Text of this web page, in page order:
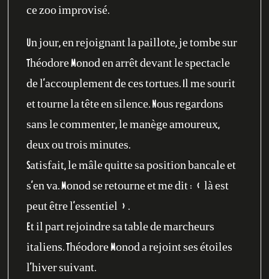
ce zoo improvisé.
Un jour, en rejoignant la paillote, je tombe sur
Théodore Monod en arrêt devant le spectacle
de l’accouplement de ces tortues. Il me sourit
et tourne la tête en silence. Nous regardons
sans le commenter, le manège amoureux,
deux ou trois minutes.
Satisfait, le mâle quitte sa position bancale et
s’en va. Monod se retourne et me dit : « là est
peut être l’essentiel ».
Et il part rejoindre sa table de marcheurs
italiens. Théodore Monod a rejoint ses étoiles
l’hiver suivant.